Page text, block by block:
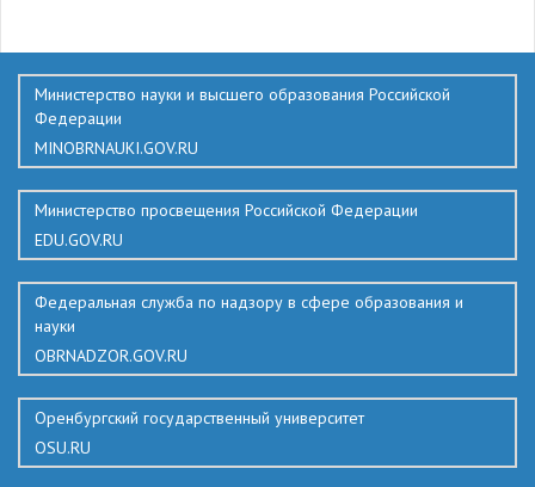
Министерство науки и высшего образования Российской
Федерации
MINOBRNAUKI.GOV.RU
Министерство просвещения Российской Федерации
EDU.GOV.RU
Федеральная служба по надзору в сфере образования и
науки
OBRNADZOR.GOV.RU
Оренбургский государственный университет
OSU.RU